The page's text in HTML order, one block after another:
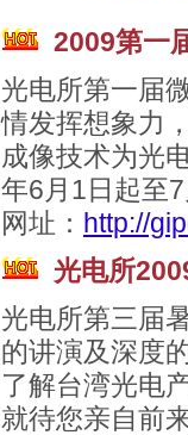
2009第一
光电所第一届
情发挥想象力
成像技术为光
年6月1日起至
网址： http://
光电所
光电所第三届
的讲演及深度
了解台湾光电
就待您亲自前